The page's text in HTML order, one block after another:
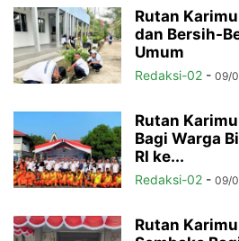
Rutan
dan Bersih-
Umum
Redaksi-02 - 09/
Rutan
Bagi Warga
RI ke...
Redaksi-02 - 09/
Rutan